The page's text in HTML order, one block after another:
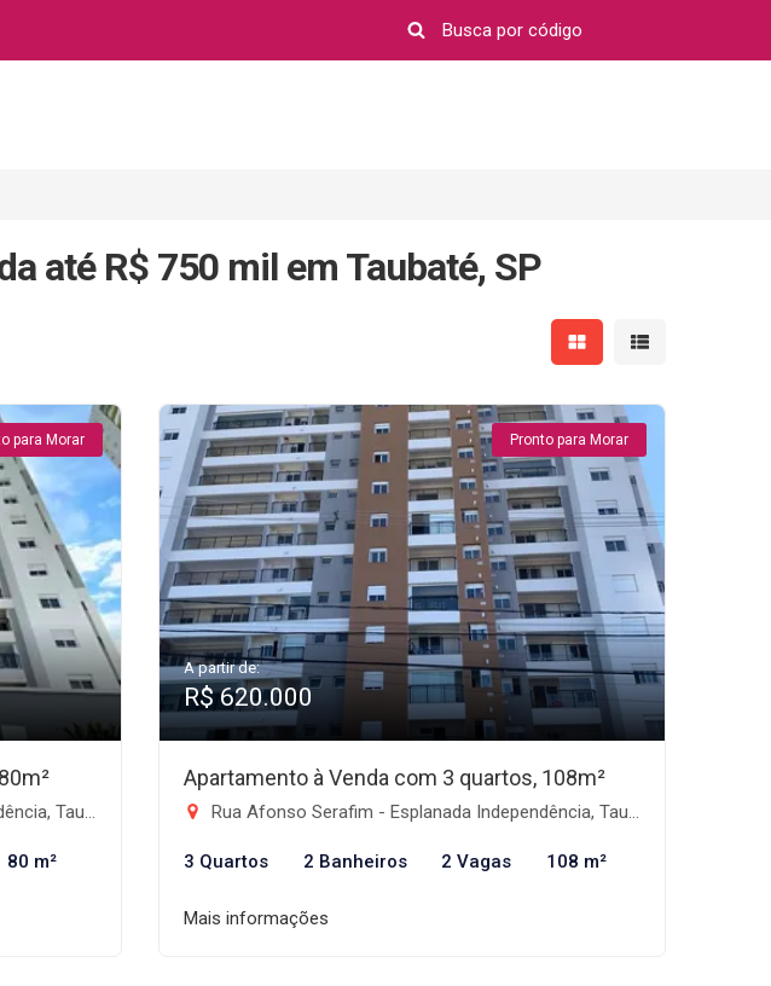
até R$ 750 mil em Taubaté, SP
Mostrar resultados em
Mostrar
para Morar
SP
80 m²
Pronto para Morar
A partir de:
R$ 620.000
Apartamento à Venda com 3 quartos, 108m²
Rua Afonso Serafim - Esplanada Independência, Taubaté-SP
3 Quartos 2 Banheiros 2 Vagas 108 m²
Mais informações